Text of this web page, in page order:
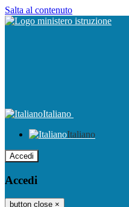
Salta al contenuto
Italiano
Italiano
Accedi
Accedi
button close ×